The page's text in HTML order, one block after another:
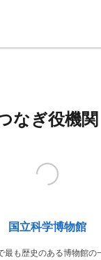
なぎ役機関
国立科学博物館
最も歴史のある博物館の